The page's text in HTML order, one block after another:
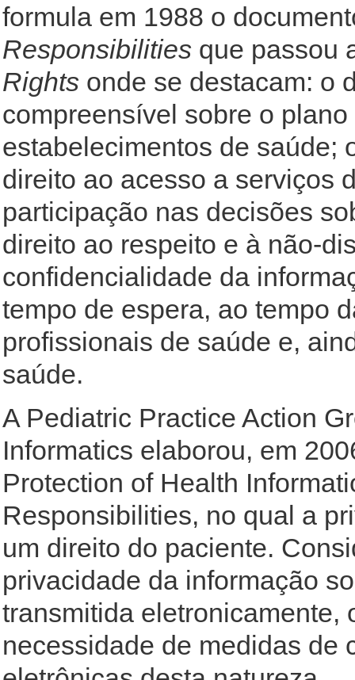
formula em 1988 o
Responsibilities que passou
Rights onde se destacam: o
compreensível sobre o
estabelecimentos de saúde;
direito ao acesso a serviços
participação nas decisões
direito ao respeito e à não-
confidencialidade da
tempo de espera, ao tempo
profissionais de saúde e,
saúde.
A Pediatric Practice Action
Informatics elaborou, em
Protection of Health
Responsibilities, no qual a
um direito do paciente.
privacidade da informação
transmitida eletronicamente,
necessidade de medidas de